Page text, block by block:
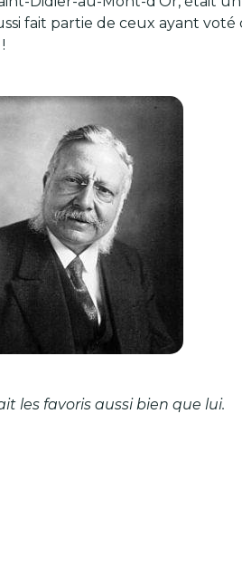
fait partie de ceux ayant
les favoris aussi bien que lui.